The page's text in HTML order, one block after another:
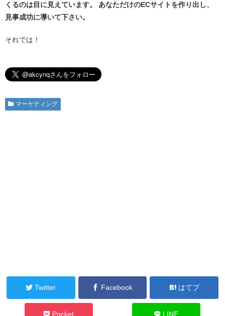
くるのは目に見えています。 あなただけのECサイトを作り出し、
見事成功に導いて下さい。
それでは！
マーケティング
Twitter Facebook はてブ
Pocket LINE